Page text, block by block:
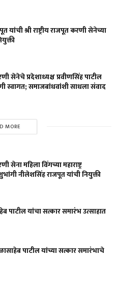
श्री राष्ट्रीय राजपूत करणी सेनेच्या
सेनेचे प्रदेशाध्यक्ष प्रवीणसिंह पाटील
स्वागत; समाजबांधवांशी साधला संवाद
MORE
सेना महिला विंगच्या महाराष्ट्र
नीलेशसिंह राजपूत यांची नियुक्ती
पाटील यांचा सत्कार समारंभ उत्साहात
पाटील यांच्या सत्कार समारंभाचे